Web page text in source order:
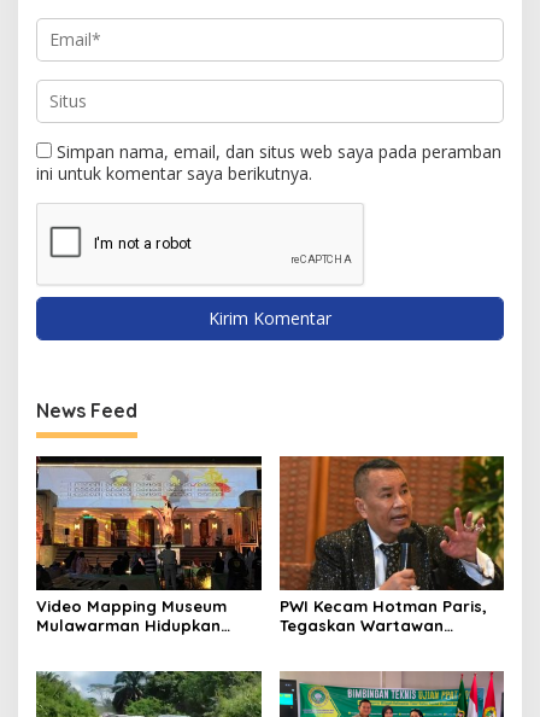
Simpan nama, email, dan situs web saya pada peramban
ini untuk komentar saya berikutnya.
News Feed
Video Mapping Museum
Mulawarman Hidupkan
PWI Kecam Hotman Paris,
Tegaskan Wartawan